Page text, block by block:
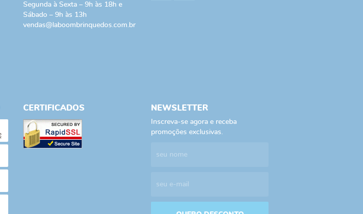
Segunda à Sexta – 9h às 18h e
Sábado – 9h às 13h
vendas@laboombrinquedos.com.br
CERTIFICADOS NEWSLETTER
Inscreva-se agora e receba
promoções exclusivas.